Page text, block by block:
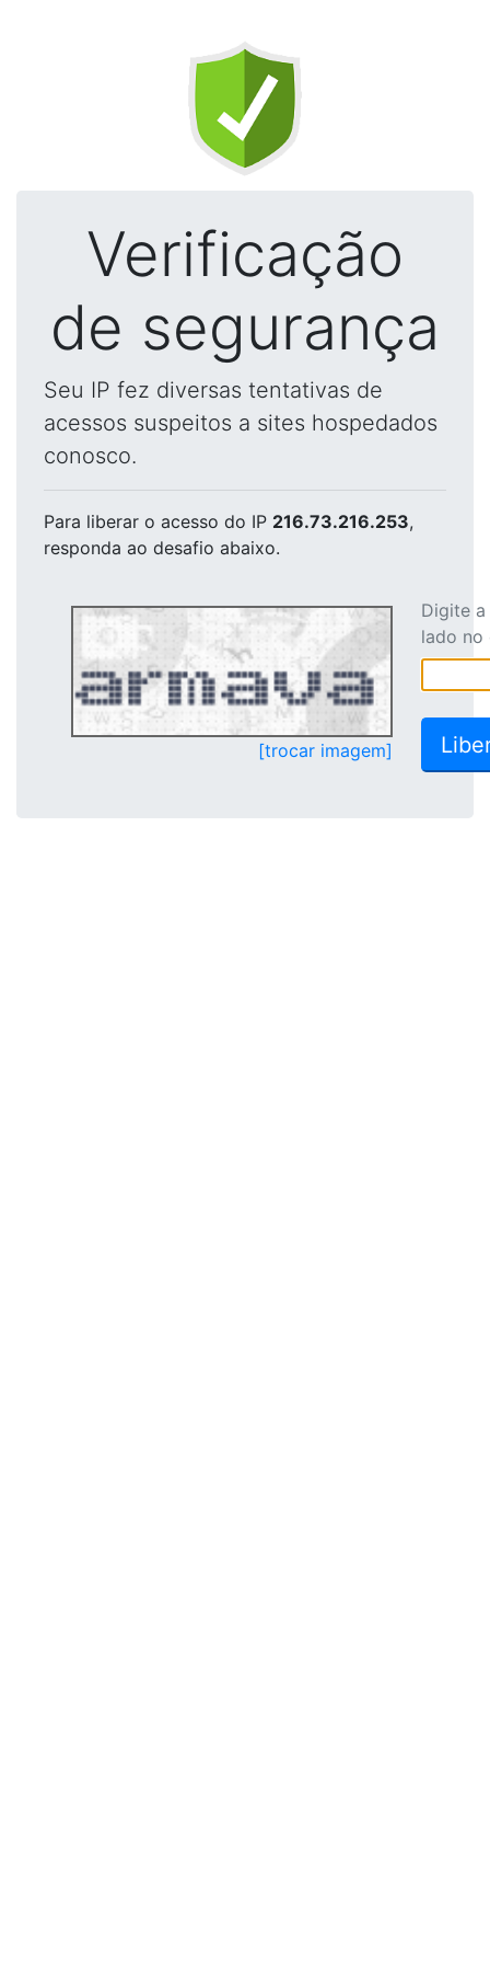
Verificação
de segurança
Seu IP fez diversas tentativas de
acessos suspeitos a sites hospedados
conosco.
Para liberar o acesso do IP 216.73.216.253,
responda ao desafio abaixo.
[trocar imagem]
Digite
lado no